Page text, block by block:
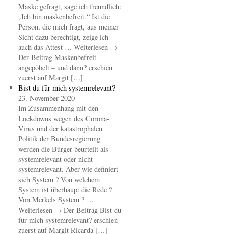
Maske gefragt, sage ich freundlich:
„Ich bin maskenbefreit.“ Ist die
Person, die mich fragt, aus meiner
Sicht dazu berechtigt, zeige ich
auch das Attest … Weiterlesen →
Der Beitrag Maskenbefreit –
angepöbelt – und dann? erschien
zuerst auf Margit […]
Bist du für mich systemrelevant?
23. November 2020
Im Zusammenhang mit den
Lockdowns wegen des Corona-
Virus und der katastrophalen
Politik der Bundesregierung
werden die Bürger beurteilt als
systemrelevant oder nicht-
systemrelevant. Aber wie definiert
sich System ? Von welchem
System ist überhaupt die Rede ?
Von Merkels System ? …
Weiterlesen → Der Beitrag Bist du
für mich systemrelevant? erschien
zuerst auf Margit Ricarda […]